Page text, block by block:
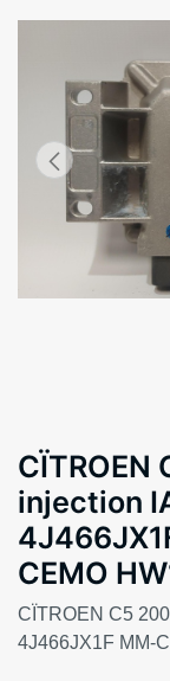
injection
CEMO
CÏTROEN C5
4J466JX1F MM-